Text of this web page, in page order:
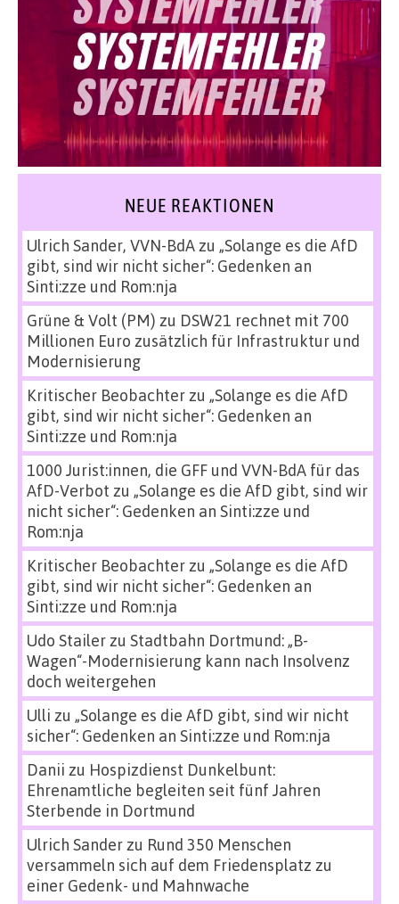
NEUE REAKTIONEN
Ulrich Sander, VVN-BdAzu „Solange es die AfD
gibt, sind wir nicht sicher“: Gedenken an
Sinti:zze und Rom:nja
Grüne & Volt (PM) zu DSW21 rechnet mit 700
Millionen Euro zusätzlich für Infrastruktur und
Modernisierung
Kritischer Beobachterzu „Solange es die AfD
gibt, sind wir nicht sicher“: Gedenken an
Sinti:zze und Rom:nja
1000 Jurist:innen, die GFF und VVN-BdA für das
AfD-Verbot zu „Solange es die AfD gibt, sind wir
nicht sicher“: Gedenken an Sinti:zze und
Rom:nja
Kritischer Beobachterzu „Solange es die AfD
gibt, sind wir nicht sicher“: Gedenken an
Sinti:zze und Rom:nja
Udo Stailerzu Stadtbahn Dortmund: „B-
Wagen“-Modernisierung kann nach Insolvenz
doch weitergehen
Ulli zu „Solange es die AfD gibt, sind wir nicht
sicher“: Gedenken an Sinti:zze und Rom:nja
Danii zu Hospizdienst Dunkelbunt:
Ehrenamtliche begleiten seit fünf Jahren
Sterbende in Dortmund
Ulrich Sanderzu Rund 350 Menschen
versammeln sich auf dem Friedensplatz zu
einer Gedenk- und Mahnwache